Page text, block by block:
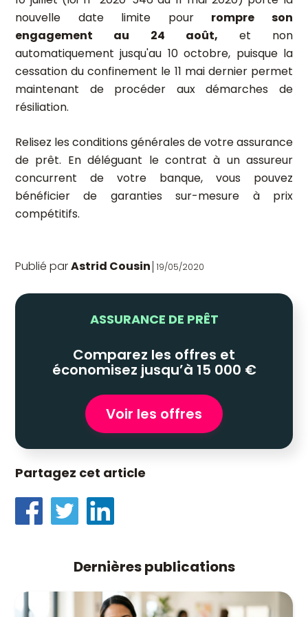
nouvelle date limite pour rompre son
engagement au 24 août, et non
automatiquement jusqu'au 10 octobre, puisque la
cessation du confinement le 11 mai dernier permet
maintenant de procéder aux démarches de
résiliation.
Relisez les conditions générales de votre assurance
de prêt. En déléguant le contrat à un assureur
concurrent de votre banque, vous pouvez
bénéficier de garanties sur-mesure à prix
compétitifs.
Publié parAstrid Cousin 19/05/2020
ASSURANCE DE PRÊT
Comparez les offres et
économisez jusqu’à 15 000 €
Voir les offres
Partagez cet article
Dernières publications